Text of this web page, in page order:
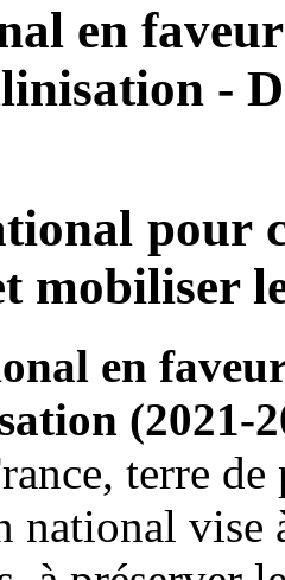
en
-
pour
mobiliser
en
(2021-
terre
national vise